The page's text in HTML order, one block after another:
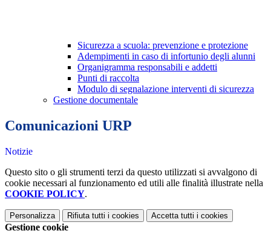
Sicurezza a scuola: prevenzione e protezione
Adempimenti in caso di infortunio degli alunni
Organigramma responsabili e addetti
Punti di raccolta
Modulo di segnalazione interventi di sicurezza
Gestione documentale
Comunicazioni URP
Notizie
Questo sito o gli strumenti terzi da questo utilizzati si avvalgono di
cookie necessari al funzionamento ed utili alle finalità illustrate nella
COOKIE POLICY.
Personalizza Rifiuta tutti i cookies Accetta tutti i cookies
Gestione cookie